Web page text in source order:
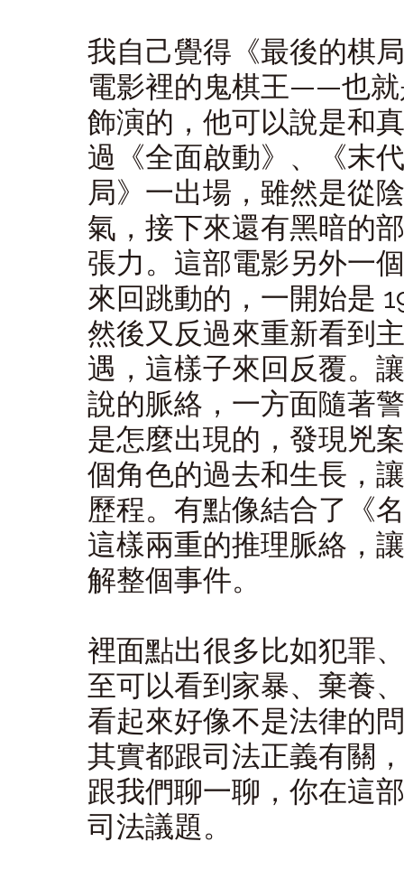
我自己覺得《最後的棋
電影裡的鬼棋王——也
飾演的，他可以說是和
過《全面啟動》、《末
局》一出場，雖然是從
氣，接下來還有黑暗的
張力。這部電影另外一
來回跳動的，一開始是
然後又反過來重新看到
遇，這樣子來回反覆。
說的脈絡，一方面隨著
是怎麼出現的，發現兇
個角色的過去和生長，
歷程。有點像結合了《
這樣兩重的推理脈絡，
解整個事件。
裡面點出很多比如犯罪
至可以看到家暴、棄養
看起來好像不是法律的
其實都跟司法正義有關
跟我們聊一聊，你在這
司法議題。